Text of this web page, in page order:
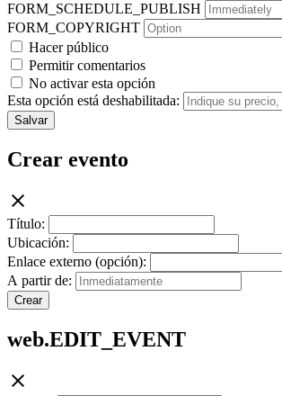
FORM_SCHEDULE_PUBLISH
FORM_COPYRIGHT
Hacer público
Permitir comentarios
No activar esta opción
Esta opción está deshabilitada:
Salvar
Crear evento
Título:
Ubicación:
Enlace externo (opción):
A partir de:
Crear
web.EDIT_EVENT